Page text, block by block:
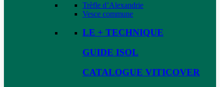
Trèfle d’Alexandrie
Vesce commune
LE + TECHNIQUE
GUIDE ISOL
CATALOGUE VITICOVER